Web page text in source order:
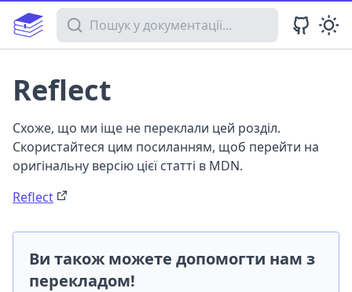
Пошук у документації
Reflect
Схоже, що ми іще не переклали цей розділ.
Скористайтеся цим посиланням, щоб перейти на
оригінальну версію цієї статті в MDN.
Reflect
Ви також можете допомогти нам з
перекладом!